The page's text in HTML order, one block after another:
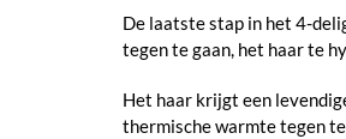
De laatste stap in het 4-
tegen te gaan, het haar te
Het haar krijgt een
thermische warmte tegen